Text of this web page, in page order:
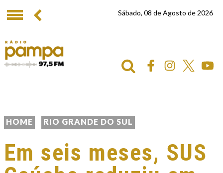
Sábado, 08 de Agosto de 2026
HOME RIO GRANDE DO SUL
Em seis meses, SUS